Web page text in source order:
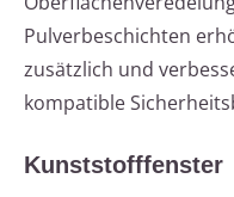
Pulverbeschichten
zusätzlich und
kompatible
Kunststofffenster